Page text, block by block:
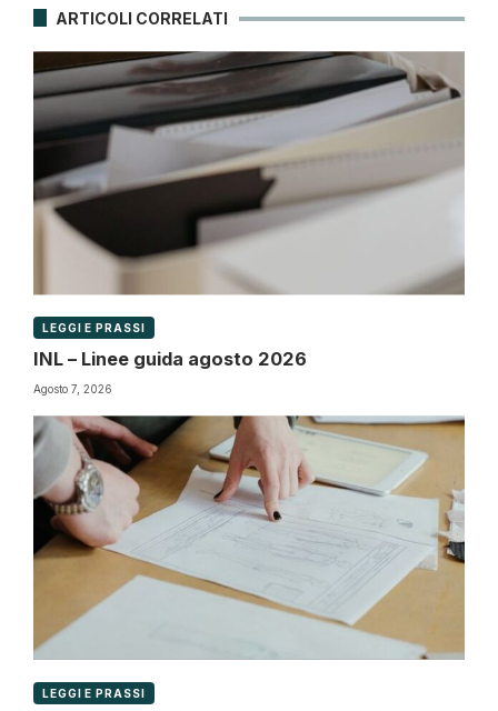
ARTICOLI CORRELATI
LEGGI E PRASSI
INL – Linee guida agosto 2026
Agosto 7, 2026
LEGGI E PRASSI